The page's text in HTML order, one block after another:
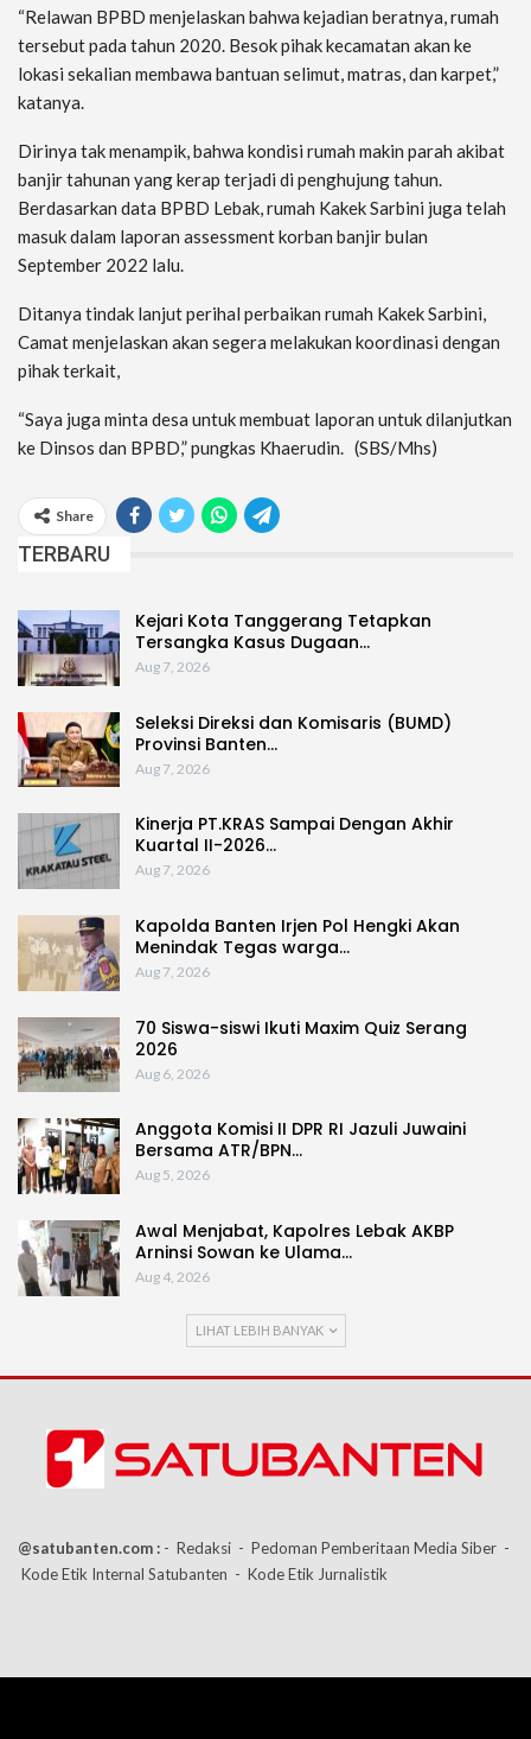
“Relawan BPBD menjelaskan bahwa kejadian beratnya, rumah
tersebut pada tahun 2020. Besok pihak kecamatan akan ke
lokasi sekalian membawa bantuan selimut, matras, dan karpet,”
katanya.
Dirinya tak menampik, bahwa kondisi rumah makin parah akibat
banjir tahunan yang kerap terjadi di penghujung tahun.
Berdasarkan data BPBD Lebak, rumah Kakek Sarbini juga telah
masuk dalam laporan assessment korban banjir bulan
September 2022 lalu.
Ditanya tindak lanjut perihal perbaikan rumah Kakek Sarbini,
Camat menjelaskan akan segera melakukan koordinasi dengan
pihak terkait,
“Saya juga minta desa untuk membuat laporan untuk dilanjutkan
ke Dinsos dan BPBD,” pungkas Khaerudin. (SBS/Mhs)
Share
TERBARU
Kejari Kota Tanggerang Tetapkan
Tersangka Kasus Dugaan…
Aug 7, 2026
Seleksi Direksi dan Komisaris (BUMD)
Provinsi Banten…
Aug 7, 2026
Kinerja PT.KRAS Sampai Dengan Akhir
Kuartal II-2026…
Aug 7, 2026
Kapolda Banten Irjen Pol Hengki Akan
Menindak Tegas warga…
Aug 7, 2026
70 Siswa-siswi Ikuti Maxim Quiz Serang
2026
Aug 6, 2026
Anggota Komisi II DPR RI Jazuli Juwaini
Bersama ATR/BPN…
Aug 5, 2026
Awal Menjabat, Kapolres Lebak AKBP
Arninsi Sowan ke Ulama…
Aug 4, 2026
LIHAT LEBIH BANYAK
@satubanten.com : - Redaksi - Pedoman Pemberitaan Media Siber -
Kode Etik Internal Satubanten - Kode Etik Jurnalistik